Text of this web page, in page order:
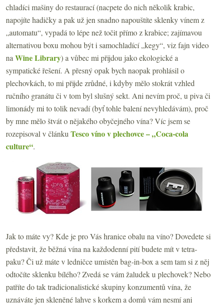
chladíci mašiny do restaurací (nacpete do nich několik krabic,
napojíte hadičky a pak už jen snadno napouštíte sklenky vínem z
„automatu“, vypadá to lépe než točit přímo z krabice; zajímavou
alternativou boxu mohou být i samochladící „kegy“, viz fajn video
na Wine Library) a vůbec mi přijdou jako ekologické a
sympatické řešení. A přesný opak bych naopak prohlásil o
plechovkách, to mi přijde zrůdné, i kdyby mělo stokrát vzhled
ručního granátu či v tom byl slušný sekt. Ani nevím proč, u piva či
limonády mi to tolik nevadí (byť tohle balení nevyhledávám), proč
by mne mělo štvát o nějakého obyčejného vína? Víc jsem se
rozepisoval v článku Tesco víno v plechovce – „Coca-cola
culture“.
Jak to máte vy? Kde je pro Vás hranice obalu na víno? Dovedete si
představit, že běžná vína na každodenní pití budete mít v tetra-
paku? Či už máte v ledničce umístěn bag-in-box a sem tam si z něj
odtočíte sklenku bílého? Zvedá se vám žaludek u plechovek? Nebo
patříte do tak tradicionalistické skupiny konzumentů vína, že
uznáváte jen skleněné lahve s korkem a domů vám nesmí ani